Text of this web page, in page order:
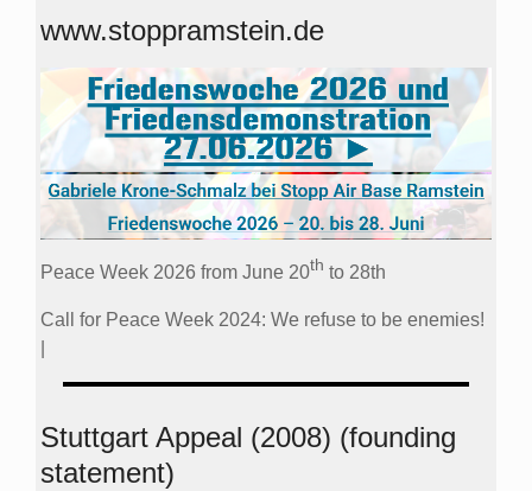
www.stoppramstein.de
Peace Week 2026 from June 20th to 28th
Call for Peace Week 2024: We refuse to be enemies!
Stuttgart Appeal (2008) (founding
statement)